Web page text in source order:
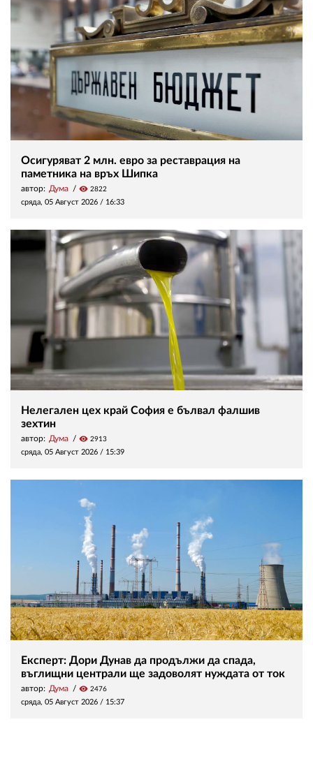
Осигуряват 2 млн. евро за реставрация на
паметника на връх Шипка
автор: Дума visibility 2822
сряда, 05 Август 2026 / 16:33
Нелегален цех край София е бълвал фалшив
зехтин
автор: Дума visibility 2913
сряда, 05 Август 2026 / 15:39
Експерт: Дори Дунав да продължи да спада,
въглищни централи ще задоволят нуждата от ток
автор: Дума visibility 2476
сряда, 05 Август 2026 / 15:37